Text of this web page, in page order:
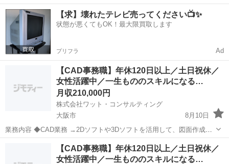
現場対応から準備まで、幅広いスキルも身に付けられます/２０代～３
５歳の男女が楽しく活躍中/未経験でも段階的に育成していくのでご安
心！ ＼イベントの裏側を...
大阪 羽曳野市 内装職人
【求】壊れたテレビ売ってください📺✨
状態が悪くてもOK！最大限買取します
プリフラ Ad
【CAD事務職】年休120日以上／土日祝休／
女性活躍中／一生もののスキルになる…
月収210,000円
株式会社ワット・コンサルティング
大阪市
8月10日
業務内容 ◆CAD業務 →2Dソフトや3Dソフトを活用して、図面作成や
修正を行うお仕事です。 ◆書類作成業務 →Excel等を活用し見積書な
どを作成するお仕事です。 ◆写真整理業務 →現場...
CAD 業務
【CAD事務職】年休120日以上／土日祝休／
女性活躍中／一生もののスキルになる…